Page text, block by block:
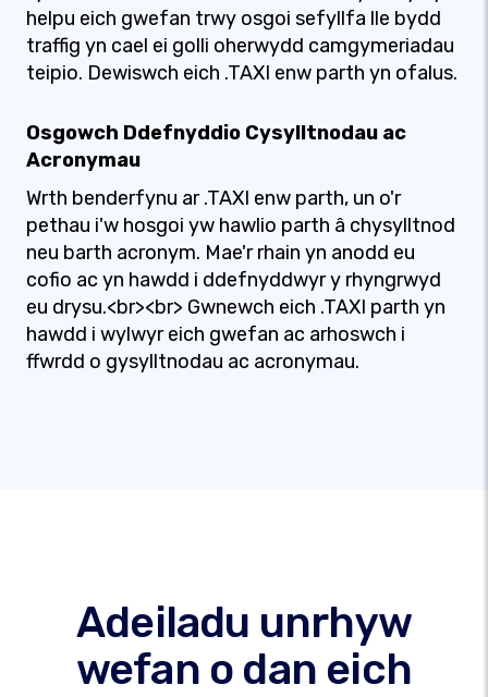
helpu eich gwefan trwy osgoi sefyllfa lle bydd
traffig yn cael ei golli oherwydd camgymeriadau
teipio. Dewiswch eich .TAXI enw parth yn ofalus.
Osgowch Ddefnyddio Cysylltnodau ac
Acronymau
Wrth benderfynu ar .TAXI enw parth, un o'r
pethau i'w hosgoi yw hawlio parth â chysylltnod
neu barth acronym. Mae'r rhain yn anodd eu
cofio ac yn hawdd i ddefnyddwyr y rhyngrwyd
eu drysu.<br><br> Gwnewch eich .TAXI parth yn
hawdd i wylwyr eich gwefan ac arhoswch i
ffwrdd o gysylltnodau ac acronymau.
Adeiladu unrhyw
wefan o dan eich